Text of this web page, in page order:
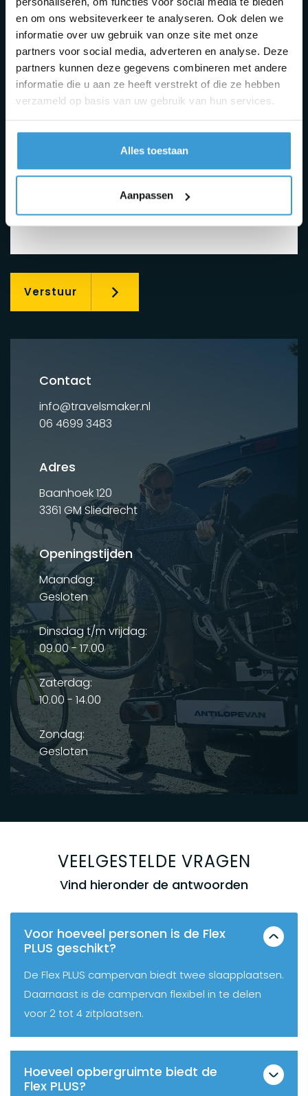
en om ons websiteverkeer te analyseren. Ook delen we
informatie over uw gebruik van onze site met onze
partners voor social media, adverteren en analyse. Deze
partners kunnen deze gegevens combineren met andere
informatie die u aan ze heeft verstrekt of die ze hebben
verzameld op basis van uw gebruik van hun services.
Alles toestaan
Aanpassen
Verstuur
Contact
info@travelsmaker.nl
06 4699 3483
Adres
Baanhoek 120
3361 GM Sliedrecht
Openingstijden
Maandag:
Gesloten
Dinsdag t/m vrijdag:
09.00 - 17.00
Zaterdag:
10.00 - 14.00
Zondag:
Gesloten
VEELGESTELDE VRAGEN
Vind hieronder de antwoorden
Voor hoeveel personen is de Flex
PLUS geschikt?
De Flex PLUS campervan biedt twee slaapplaatsen.
Daarnaast is de campervan flexibel in te delen
voor 2 tot 4 zitplaatsen.
Hoeveel opbergruimte biedt de
Flex PLUS?